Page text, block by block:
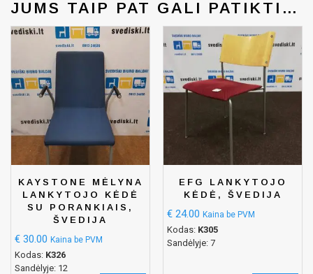
JUMS TAIP PAT GALI PATIKTI…
KAYSTONE MĖLYNA
LANKYTOJO KĖDĖ
SU PORANKIAIS,
ŠVEDIJA
€ 30.00 Kaina be PVM
Kodas: K326
Sandėlyje: 12
EFG LANKYTOJO
KĖDĖ, ŠVEDIJA
€ 24.00 Kaina be PVM
Kodas: K305
Sandėlyje: 7